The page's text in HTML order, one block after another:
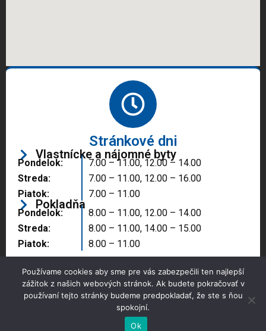
Stránkové dni
Vlastnícke a nájomné byty
Pondelok:
Streda:
Piatok:
7.00 – 11.00, 12.00 – 14.00
7.00 – 11.00, 12.00 – 16.00
7.00 – 11.00
Pokladňa
Pondelok:
Streda:
Piatok:
8.00 – 11.00, 12.00 – 14.00
8.00 – 11.00, 14.00 – 15.00
8.00 – 11.00
Copyright © 2025 Správa majetku mesta, n.o.,
Partizánske
Používame cookies aby sme pre vás zabezpečili ten najlepší
zážitok z našich webových stránok. Ak budete pokračovať v
používaní tejto stránky budeme predpokladať, že ste s ňou
spokojní.
Ok